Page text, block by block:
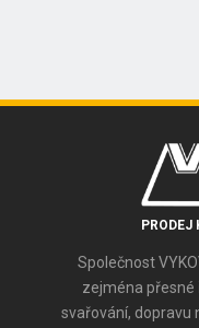
Společnost
zejména přesné
svařování, dopravu